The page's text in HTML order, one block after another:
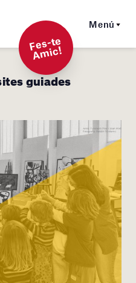
Menú
F
es-t
e
A
mi
c!
guiades